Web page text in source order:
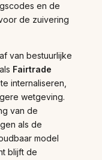
en de
de zuivering
van bestuurlijke
Fairtrade
internaliseren,
wetgeving.
van de
als de
model
blijft de